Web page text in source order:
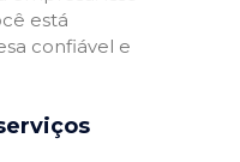
está
confiável e